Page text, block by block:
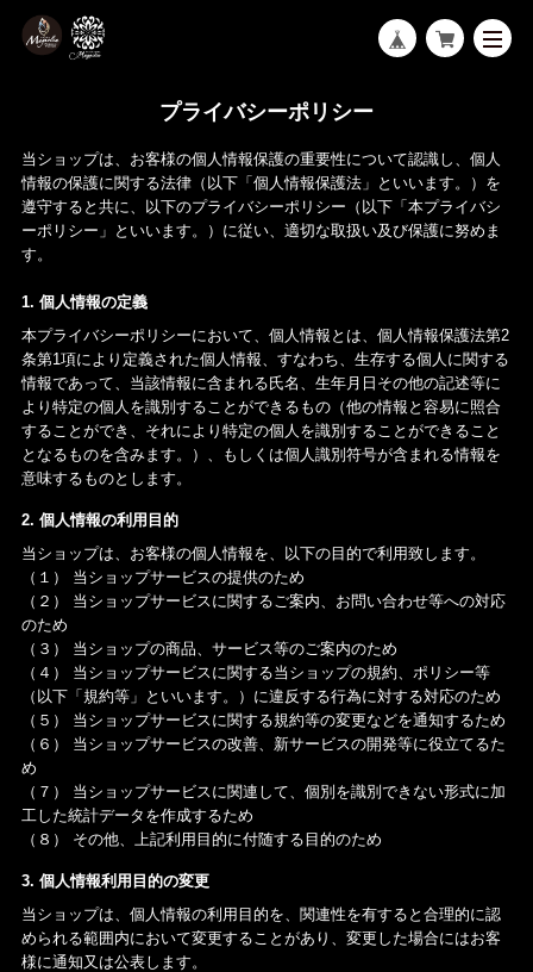
プライバシーポリシー
当ショップは、お客様の個人情報保護の重要性について認識し、個人
情報の保護に関する法律（以下「個人情報保護法」といいます。）を
遵守すると共に、以下のプライバシーポリシー（以下「本プライバシ
ーポリシー」といいます。）に従い、適切な取扱い及び保護に努めま
す。
1. 個人情報の定義
本プライバシーポリシーにおいて、個人情報とは、個人情報保護法第2
条第1項により定義された個人情報、すなわち、生存する個人に関する
情報であって、当該情報に含まれる氏名、生年月日その他の記述等に
より特定の個人を識別することができるもの（他の情報と容易に照合
することができ、それにより特定の個人を識別することができること
となるものを含みます。）、もしくは個人識別符号が含まれる情報を
意味するものとします。
2. 個人情報の利用目的
当ショップは、お客様の個人情報を、以下の目的で利用致します。
（１） 当ショップサービスの提供のため
（２） 当ショップサービスに関するご案内、お問い合わせ等への対応
のため
（３） 当ショップの商品、サービス等のご案内のため
（４） 当ショップサービスに関する当ショップの規約、ポリシー等
（以下「規約等」といいます。）に違反する行為に対する対応のため
（５） 当ショップサービスに関する規約等の変更などを通知するため
（６） 当ショップサービスの改善、新サービスの開発等に役立てるた
め
（７） 当ショップサービスに関連して、個別を識別できない形式に加
工した統計データを作成するため
（８） その他、上記利用目的に付随する目的のため
3. 個人情報利用目的の変更
当ショップは、個人情報の利用目的を、関連性を有すると合理的に認
められる範囲内において変更することがあり、変更した場合にはお客
様に通知又は公表します。